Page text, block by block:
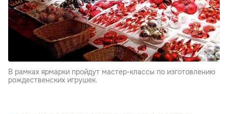
В рамках ярмарки пройдут мастер-классы по изготовлению
рождественских игрушек.